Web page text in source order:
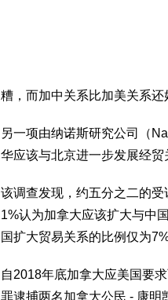
糟，而加中关系比加美关系
另一项由纳诺斯研究公司（
华应该与北京进一步发展经贸
该调查发现，约五分之二的
1%认为加拿大应该扩大与中
国扩大贸易关系的比例仅为
自2018年底加拿大应美国要
罪逮捕两名加拿大公民 - 康